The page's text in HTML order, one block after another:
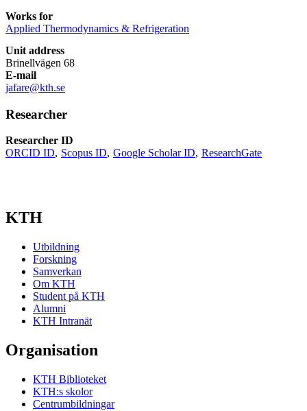
Works for
Applied Thermodynamics & Refrigeration
Unit address
Brinellvägen 68
E-mail
jafare@kth.se
Researcher
Researcher ID
ORCID ID
Scopus ID Google Scholar ID ResearchGate
KTH
Utbildning
Forskning
Samverkan
Om KTH
Student på KTH
Alumni
KTH Intranät
Organisation
KTH Biblioteket
KTH:s skolor
Centrumbildningar